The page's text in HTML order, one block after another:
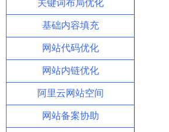
关键词布局优化
基础内容填充
网站代码优化
网站内链优化
阿里云网站空间
网站备案协助